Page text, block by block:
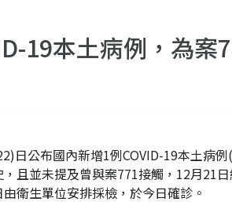
19本土病例，為
日公布國內新增1例COVID-19本土病
且並未提及曾與案771接觸，12月21
衛生單位安排採檢，於今日確診。